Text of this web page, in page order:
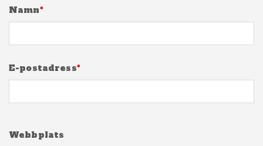
Namn*
E-postadress*
Webbplats